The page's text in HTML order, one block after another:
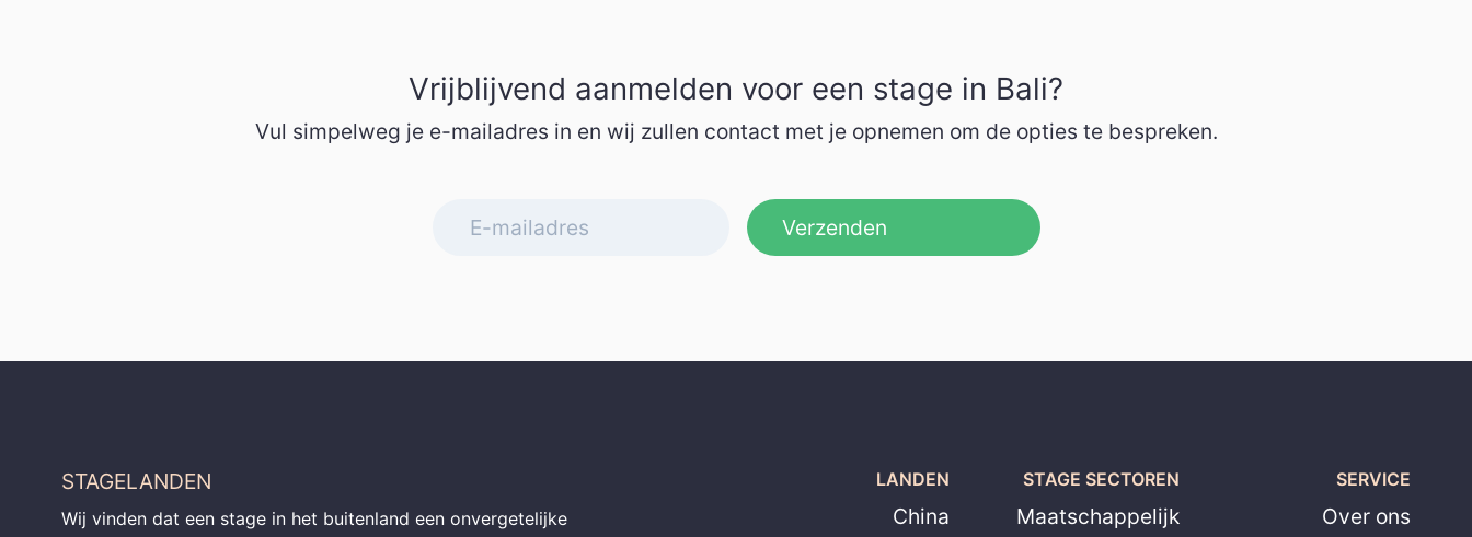
Vrijblijvend aanmelden voor een stage in Bali?
Vul simpelweg je e-mailadres in en wij zullen contact met je opnemen om de opties te bespreken.
Verzenden
STAGELANDEN
Wij vinden dat een stage in het buitenland een onvergetelijke
LANDEN
China
STAGE SECTOREN
Maatschappelijk
SERVICE
Over ons